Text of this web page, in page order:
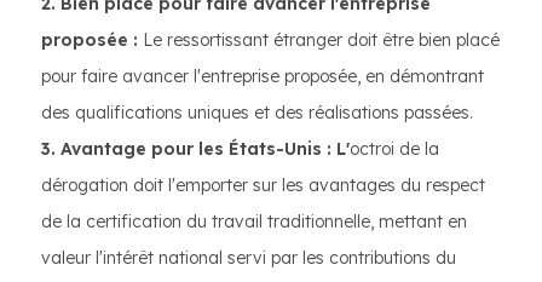
proposée : Le ressortissant étranger doit être bien placé
pour faire avancer l'entreprise proposée, en démontrant
des qualifications uniques et des réalisations passées.
3. Avantage pour les États-Unis : L'octroi de la
dérogation doit l'emporter sur les avantages du respect
de la certification du travail traditionnelle, mettant en
valeur l'intérêt national servi par les contributions du